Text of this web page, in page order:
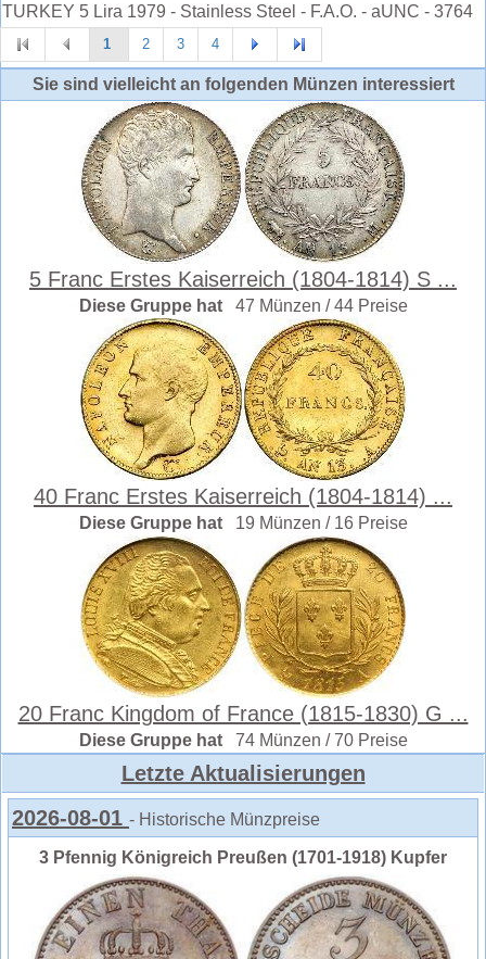
TURKEY 5 Lira 1979 - Stainless Steel - F.A.O. - aUNC - 3764
1 2 3 4
Sie sind vielleicht an folgenden Münzen interessiert
5 Franc Erstes Kaiserreich (1804-1814) S ...
Diese Gruppe hat 47 Münzen / 44 Preise
40 Franc Erstes Kaiserreich (1804-1814) ...
Diese Gruppe hat 19 Münzen / 16 Preise
20 Franc Kingdom of France (1815-1830) G ...
Diese Gruppe hat 74 Münzen / 70 Preise
Letzte Aktualisierungen
2026-08-01 - Historische Münzpreise
3 Pfennig Königreich Preußen (1701-1918) Kupfer